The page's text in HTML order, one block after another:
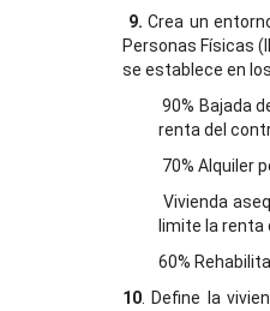
9. Crea un
Personas Físicas
se establece en
90% Bajada
renta del
70% Alquiler
Vivienda
limite la renta
60%
10 . Define la